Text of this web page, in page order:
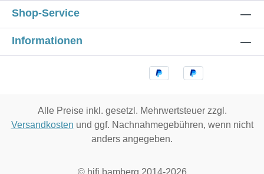
Shop-Service
Informationen
Alle Preise inkl. gesetzl. Mehrwertsteuer zzgl.
Versandkosten und ggf. Nachnahmegebühren, wenn nicht
anders angegeben.
© hifi bamberg 2014-2026